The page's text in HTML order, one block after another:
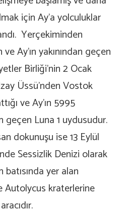
için Ay’a yolculuklar
Yerçekiminden
Ay’ın yakınından geçen
Birliği’nin 2 Ocak
Üssü’nden Vostok
ve Ay’ın 5995
geçen Luna 1 uydusudur.
dokunuşu ise 13 Eylül
Sessizlik Denizi olarak
batısında yer alan
Autolycus kraterlerine